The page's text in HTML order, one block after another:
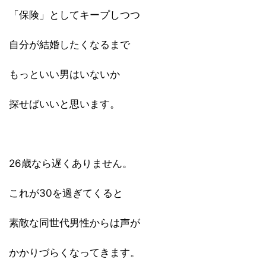
「保険」としてキープしつつ
自分が結婚したくなるまで
もっといい男はいないか
探せばいいと思います。
26歳なら遅くありません。
これが30を過ぎてくると
素敵な同世代男性からは声が
かかりづらくなってきます。